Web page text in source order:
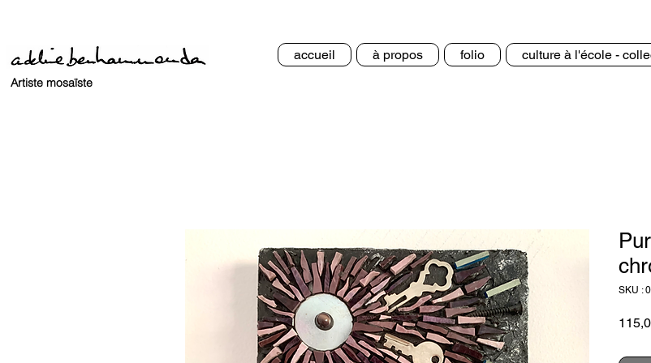
Artiste mosaïste
accueil à propos folio culture à l'école -
SKU :